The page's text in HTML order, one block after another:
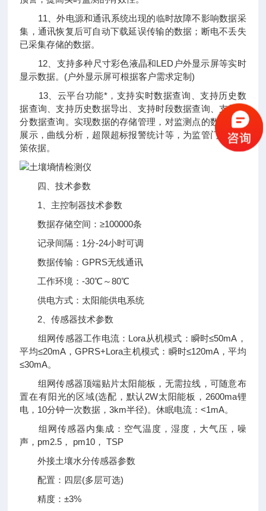
11、外电源和通讯系统出现的临时故障不影响数据采
集，通讯恢复后可自动下载延误传输的数据；断电不丢失
已采集存储的数据。
12、支持多种尺寸彩色液晶和LED户外显示屏等实时
显示数据。(户外显示屏可根据客户需求定制)
13、云平台功能*，支持实时数据查询、支持历史数
据查询、支持历史数据导出、支持时段数据查询、支持积
分数据查询。实现数据的存储管理，对监测点的数据图形
展示，曲线分析，超限超标报警统计等，为监管门提供决
策依据。
四、技术参数
1、主控制器技术参数
数据存储空间：≥100000条
记录间隔：1分-24小时可调
数据传输：GPRS无线通讯
工作环境：-30℃～80℃
供电方式：太阳能供电系统
2、传感器技术参数
组网传感器工作电流：Lora从机模式：瞬时≤50mA，
平均≤20mA，GPRS+Lora主机模式：瞬时≤120mA，平均
≤30mA。
组网传感器顶端贴片太阳能板，无需拉线，可随意布
置在有阳光的区域(选配，默认2W太阳能板，2600ma锂
电，10分钟一次数据，3km半径)。休眠电流：<1mA。
组网传感器内集成：空气温度，湿度，大气压，噪
声，pm2.5， pm10， TSP
外接土壤水分传感器参数
配置：四层(多层可选)
精度：±3%